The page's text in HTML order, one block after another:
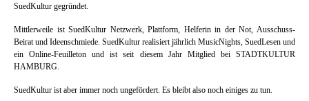
SuedKultur gegründet.
Mittlerweile ist SuedKultur Netzwerk, Plattform, Helferin in der Not, Ausschuss-
Beirat und Ideenschmiede. SuedKultur realisiert jährlich MusicNights, SuedLesen und
ein Online-Feuilleton und ist seit diesem Jahr Mitglied bei STADTKULTUR
HAMBURG.
SuedKultur ist aber immer noch ungefördert. Es bleibt also noch einiges zu tun.